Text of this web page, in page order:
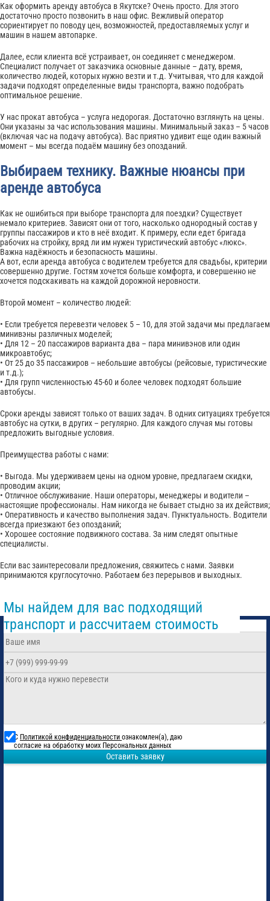
Как оформить аренду автобуса в Якутске? Очень просто. Для этого
достаточно просто позвонить в наш офис. Вежливый оператор
сориентирует по поводу цен, возможностей, предоставляемых услуг и
машин в нашем автопарке.
Далее, если клиента всё устраивает, он соединяет с менеджером.
Специалист получает от заказчика основные данные – дату, время,
количество людей, которых нужно везти и т.д. Учитывая, что для каждой
задачи подходят определенные виды транспорта, важно подобрать
оптимальное решение.
У нас прокат автобуса – услуга недорогая. Достаточно взглянуть на цены.
Они указаны за час использования машины. Минимальный заказ – 5 часов
(включая час на подачу автобуса). Вас приятно удивит еще один важный
момент – мы всегда подаём машину без опозданий.
Выбираем технику. Важные нюансы при
аренде автобуса
Как не ошибиться при выборе транспорта для поездки? Существует
немало критериев. Зависят они от того, насколько однородный состав у
группы пассажиров и кто в неё входит. К примеру, если едет бригада
рабочих на стройку, вряд ли им нужен туристический автобус «люкс».
Важна надёжность и безопасность машины.
А вот, если аренда автобуса с водителем требуется для свадьбы, критерии
совершенно другие. Гостям хочется больше комфорта, и совершенно не
хочется подскакивать на каждой дорожной неровности.
Второй момент – количество людей:
• Если требуется перевезти человек 5 – 10, для этой задачи мы предлагаем
минивэны различных моделей;
• Для 12 – 20 пассажиров варианта два – пара минивэнов или один
микроавтобус;
• От 25 до 35 пассажиров – небольшие автобусы (рейсовые, туристические
и т.д.);
• Для групп численностью 45-60 и более человек подходят большие
автобусы.
Сроки аренды зависят только от ваших задач. В одних ситуациях требуется
автобус на сутки, в других – регулярно. Для каждого случая мы готовы
предложить выгодные условия.
Преимущества работы с нами:
• Выгода. Мы удерживаем цены на одном уровне, предлагаем скидки,
проводим акции;
• Отличное обслуживание. Наши операторы, менеджеры и водители –
настоящие профессионалы. Нам никогда не бывает стыдно за их действия;
• Оперативность и качество выполнения задач. Пунктуальность. Водители
всегда приезжают без опозданий;
• Хорошее состояние подвижного состава. За ним следят опытные
специалисты.
Если вас заинтересовали предложения, свяжитесь с нами. Заявки
принимаются круглосуточно. Работаем без перерывов и выходных.
Мы найдем для вас подходящий
транспорт и рассчитаем стоимость
С Политикой конфиденциальности ознакомлен(а), даю
согласие на обработку моих Персональных данных
Оставить заявку